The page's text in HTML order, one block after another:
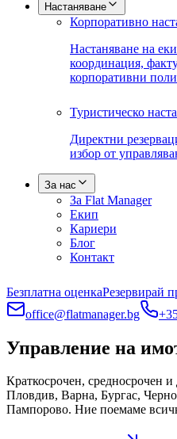
Настаняване
Корпоративно
Настаняване на
координация,
корпоративни
Туристическо
Директни
избор от
За нас
За Flat Manager
Екип
Кариери
Блог
Контакт
Безплатна оценкаРезервирай
office@flatmanager.bg
Управление на
Краткосрочен, средносрочен
Пловдив, Варна, Бургас,
Пампорово. Ние поемаме